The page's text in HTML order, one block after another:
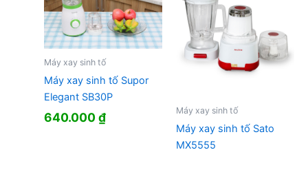
Máy xay sinh tố
Máy xay sinh tố Supor
Elegant SB30P
640.000₫ Máy xay sinh tố
Máy xay sinh tố Sato
MX5555